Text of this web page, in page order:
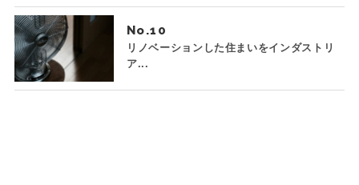
No.
リノベーションした住まいをインダストリ
ア...